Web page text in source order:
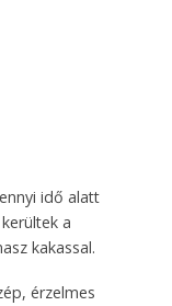
idő alatt
a
kakassal.
érzelmes